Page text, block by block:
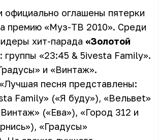
официально оглашены пятерки
премию «Муз-ТВ 2010». Среди
хит-парада «Золотой
: группы «23:45 & 5ivesta Family».
и «Винтаж».
песня представлены:
Family» («Я буду»), «Вельвеt»
(«Ева»), «Город 312 и
«Градусы»